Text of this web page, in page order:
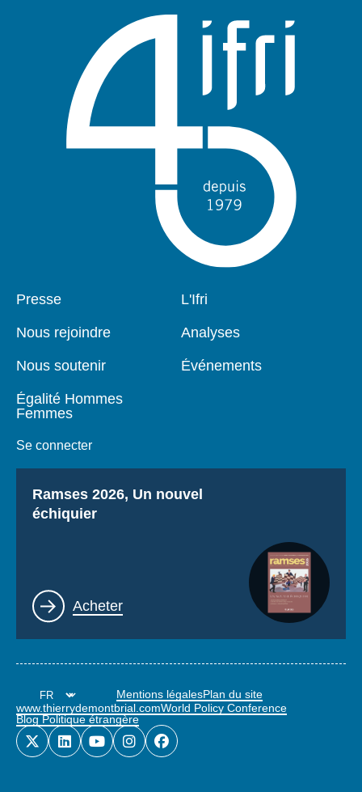
Pied
Presse
Nous rejoindre
Nous soutenir
Égalité Hommes
Femmes
Se connecter
Navigation
L'Ifri
Analyses
Événements
Titre
Ramses 2026, Un nouvel
échiquier
Lien
Acheter
Mentions légalesPlan du site
www.thierrydemontbrial.comWorld Policy Conference
Blog Politique étrangère